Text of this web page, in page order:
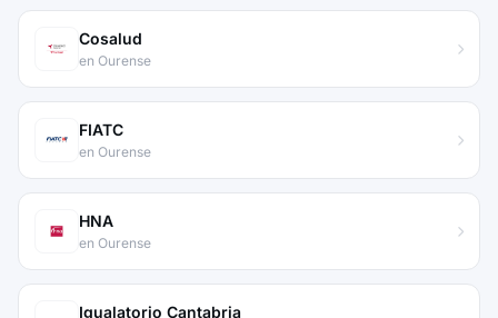
Cosalud
en Ourense
FIATC
en Ourense
HNA
en Ourense
Igualatorio Cantabria